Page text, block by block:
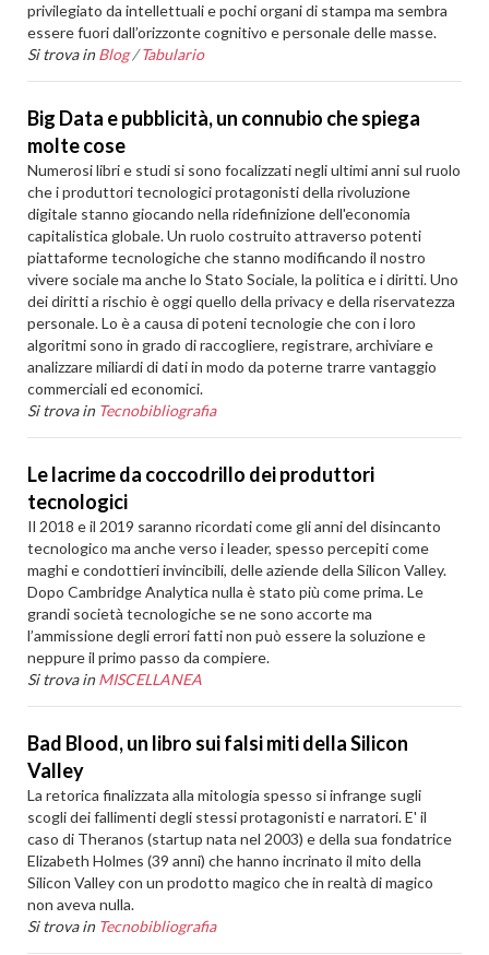
privilegiato da intellettuali e pochi organi di stampa ma sembra
essere fuori dall’orizzonte cognitivo e personale delle masse.
Si trova in Blog /Tabulario
Big Data e pubblicità, un connubio che spiega
molte cose
Numerosi libri e studi si sono focalizzati negli ultimi anni sul ruolo
che i produttori tecnologici protagonisti della rivoluzione
digitale stanno giocando nella ridefinizione dell'economia
capitalistica globale. Un ruolo costruito attraverso potenti
piattaforme tecnologiche che stanno modificando il nostro
vivere sociale ma anche lo Stato Sociale, la politica e i diritti. Uno
dei diritti a rischio è oggi quello della privacy e della riservatezza
personale. Lo è a causa di poteni tecnologie che con i loro
algoritmi sono in grado di raccogliere, registrare, archiviare e
analizzare miliardi di dati in modo da poterne trarre vantaggio
commerciali ed economici.
Si trova in Tecnobibliografia
Le lacrime da coccodrillo dei produttori
tecnologici
Il 2018 e il 2019 saranno ricordati come gli anni del disincanto
tecnologico ma anche verso i leader, spesso percepiti come
maghi e condottieri invincibili, delle aziende della Silicon Valley.
Dopo Cambridge Analytica nulla è stato più come prima. Le
grandi società tecnologiche se ne sono accorte ma
l’ammissione degli errori fatti non può essere la soluzione e
neppure il primo passo da compiere.
Si trova in MISCELLANEA
Bad Blood, un libro sui falsi miti della Silicon
Valley
La retorica finalizzata alla mitologia spesso si infrange sugli
scogli dei fallimenti degli stessi protagonisti e narratori. E' il
caso di Theranos (startup nata nel 2003) e della sua fondatrice
Elizabeth Holmes (39 anni) che hanno incrinato il mito della
Silicon Valley con un prodotto magico che in realtà di magico
non aveva nulla.
Si trova in Tecnobibliografia